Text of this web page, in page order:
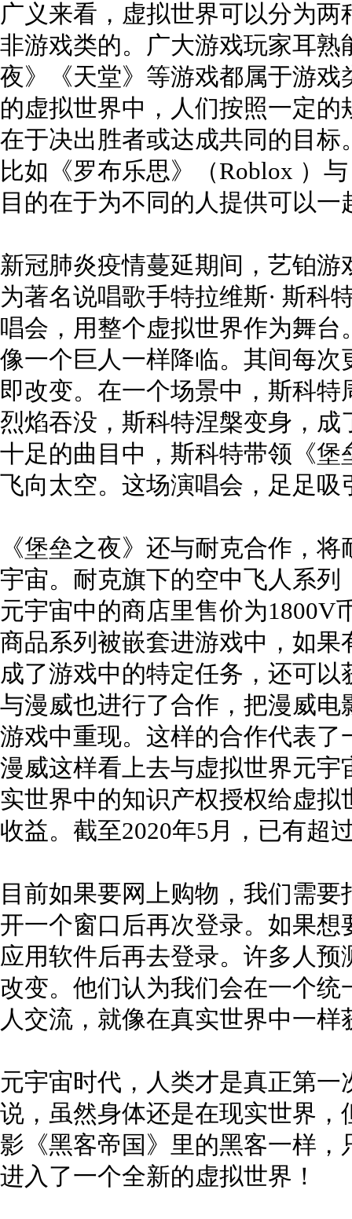
广义来看，虚拟世界可以分为
非游戏类的。广大游戏玩家耳
夜》《天堂》等游戏都属于游
的虚拟世界中，人们按照一定
在于决出胜者或达成共同的目
比如《罗布乐思》（Roblox ）
目的在于为不同的人提供可以
新冠肺炎疫情蔓延期间，艺铂
为著名说唱歌手特拉维斯· 斯科
唱会，用整个虚拟世界作为舞
像一个巨人一样降临。其间每
即改变。在一个场景中，斯科
烈焰吞没，斯科特涅槃变身，
十足的曲目中，斯科特带领《
飞向太空。这场演唱会，足足
《堡垒之夜》还与耐克合作，
宇宙。耐克旗下的空中飞人系列
元宇宙中的商店里售价为1800V
商品系列被嵌套进游戏中，如
成了游戏中的特定任务，还可
与漫威也进行了合作，把漫威
游戏中重现。这样的合作代表
漫威这样看上去与虚拟世界元
实世界中的知识产权授权给虚
收益。截至2020年5月，已有超
目前如果要网上购物，我们需
开一个窗口后再次登录。如果
应用软件后再去登录。许多人
改变。他们认为我们会在一个
人交流，就像在真实世界中一样
元宇宙时代，人类才是真正第
说，虽然身体还是在现实世界，
影《黑客帝国》里的黑客一样
进入了一个全新的虚拟世界！